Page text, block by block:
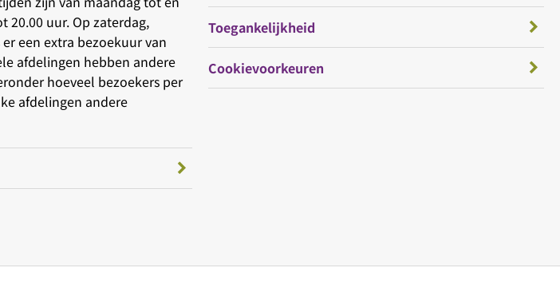
20.00 uur. Op zaterdag,
een extra bezoekuur van
afdelingen hebben andere
hoeveel bezoekers per
afdelingen andere
Toegankelijkheid
Cookievoorkeuren